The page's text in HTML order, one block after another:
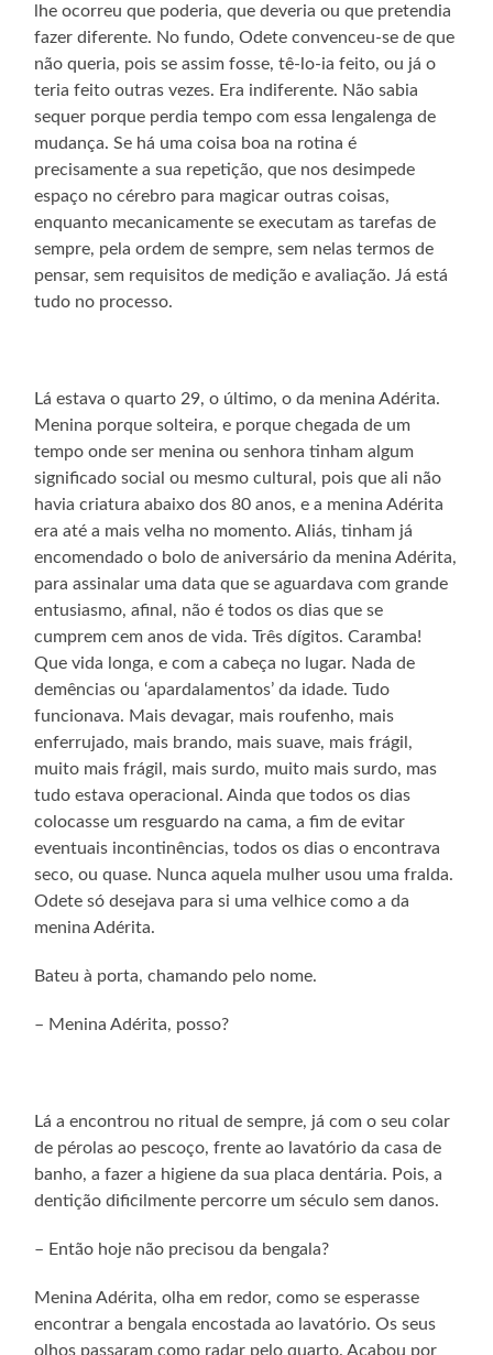
lhe ocorreu que poderia, que deveria ou que pretendia
fazer diferente. No fundo, Odete convenceu-se de que
não queria, pois se assim fosse, tê-lo-ia feito, ou já o
teria feito outras vezes. Era indiferente. Não sabia
sequer porque perdia tempo com essa lengalenga de
mudança. Se há uma coisa boa na rotina é
precisamente a sua repetição, que nos desimpede
espaço no cérebro para magicar outras coisas,
enquanto mecanicamente se executam as tarefas de
sempre, pela ordem de sempre, sem nelas termos de
pensar, sem requisitos de medição e avaliação. Já está
tudo no processo.
Lá estava o quarto 29, o último, o da menina Adérita.
Menina porque solteira, e porque chegada de um
tempo onde ser menina ou senhora tinham algum
significado social ou mesmo cultural, pois que ali não
havia criatura abaixo dos 80 anos, e a menina Adérita
era até a mais velha no momento. Aliás, tinham já
encomendado o bolo de aniversário da menina Adérita,
para assinalar uma data que se aguardava com grande
entusiasmo, afinal, não é todos os dias que se
cumprem cem anos de vida. Três dígitos. Caramba!
Que vida longa, e com a cabeça no lugar. Nada de
demências ou ‘apardalamentos’ da idade. Tudo
funcionava. Mais devagar, mais roufenho, mais
enferrujado, mais brando, mais suave, mais frágil,
muito mais frágil, mais surdo, muito mais surdo, mas
tudo estava operacional. Ainda que todos os dias
colocasse um resguardo na cama, a fim de evitar
eventuais incontinências, todos os dias o encontrava
seco, ou quase. Nunca aquela mulher usou uma fralda.
Odete só desejava para si uma velhice como a da
menina Adérita.
Bateu à porta, chamando pelo nome.
– Menina Adérita, posso?
Lá a encontrou no ritual de sempre, já com o seu colar
de pérolas ao pescoço, frente ao lavatório da casa de
banho, a fazer a higiene da sua placa dentária. Pois, a
dentição dificilmente percorre um século sem danos.
– Então hoje não precisou da bengala?
Menina Adérita, olha em redor, como se esperasse
encontrar a bengala encostada ao lavatório. Os seus
olhos passaram como radar pelo quarto. Acabou por